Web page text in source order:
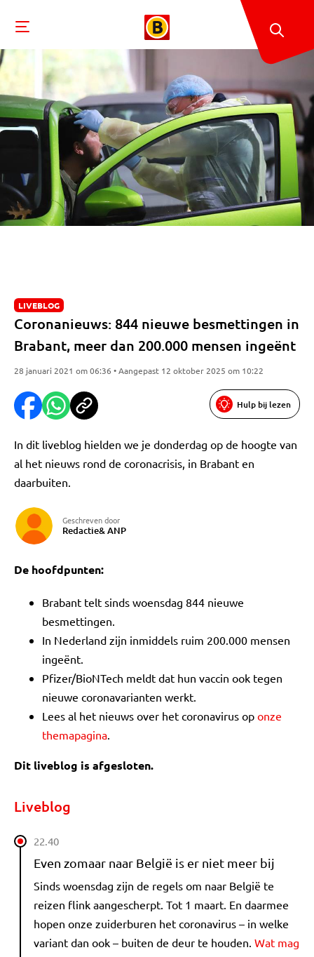
LIVEBLOG
Coronanieuws: 844 nieuwe besmettingen in
Brabant, meer dan 200.000 mensen ingeënt
28 januari 2021 om 06:36 • Aangepast 12 oktober 2025 om 10:22
Hulp bij lezen
In dit liveblog hielden we je donderdag op de hoogte van
al het nieuws rond de coronacrisis, in Brabant en
daarbuiten.
Geschreven door
Redactie& ANP
De hoofdpunten:
Brabant telt sinds woensdag 844 nieuwe
besmettingen.
In Nederland zijn inmiddels ruim 200.000 mensen
ingeënt.
Pfizer/BioNTech meldt dat hun vaccin ook tegen
nieuwe coronavarianten werkt.
Lees al het nieuws over het coronavirus op onze
themapagina.
Dit liveblog is afgesloten.
Liveblog
22.40
Even zomaar naar België is er niet meer bij
Sinds woensdag zijn de regels om naar België te
reizen flink aangescherpt. Tot 1 maart. En daarmee
hopen onze zuiderburen het coronavirus – in welke
variant dan ook – buiten de deur te houden. Wat mag